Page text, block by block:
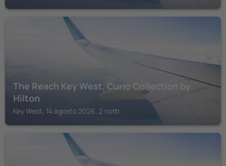
The Reach Key West, Curio Collection by
Hilton
Key West, 14 agosto 2026, 2 notti